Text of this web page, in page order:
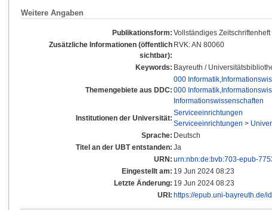
Weitere Angaben
Publikationsform: Vollständiges Zeitschriftenheft
Zusätzliche Informationen (öffentlich
sichtbar):
RVK: AN 80060
Keywords: Bayreuth /
Themengebiete aus DDC:
000
000
Informationswissenschaften
Institutionen der Universität:
Serviceeinrichtungen
Serviceeinrichtungen >
Sprache: Deutsch
Titel an der UBT entstanden: Ja
URN: urn:nbn:de:bvb:703-epub-
Eingestellt am: 19 Jun 2024 08:23
Letzte Änderung: 19 Jun 2024 08:23
URI: https://epub.uni-bayreuth.de/